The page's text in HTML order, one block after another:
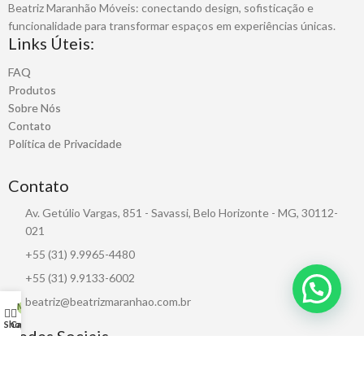
Beatriz Maranhão Móveis: conectando design, sofisticação e
funcionalidade para transformar espaços em experiências únicas.
Links Úteis:
FAQ
Produtos
Sobre Nós
Contato
Política de Privacidade
Contato
Av. Getúlio Vargas, 851 - Savassi, Belo Horizonte - MG, 30112-
021
+55 (31) 9.9965-4480
+55 (31) 9.9133-6002
beatriz@beatrizmaranhao.com.br
Redes Sociais
Shop
Cart
My account